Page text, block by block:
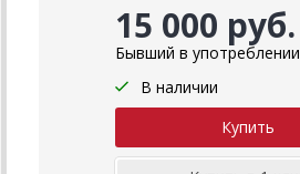
15 000 руб.
Бывший в употреблении
В наличии